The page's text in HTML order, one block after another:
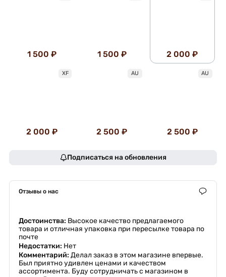
1 500 ₽ 1 500 ₽ 2 000 ₽
XF
2 000 ₽
AU
2 500 ₽
AU
2 500 ₽
Подписаться на обновления
Отзывы о нас
Достоинства: Высокое качество предлагаемого
товара и отличная упаковка при пересылке товара по
почте
Недостатки: Нет
Комментарий: Делал заказ в этом магазине впервые.
Был приятно удивлен ценами и качеством
ассортимента. Буду сотрудничать с магазином в